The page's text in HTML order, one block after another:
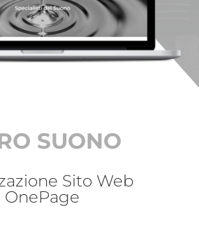
SUONO
Sito Web
OnePage